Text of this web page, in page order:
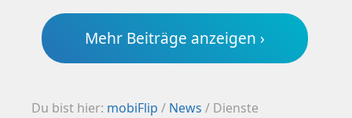
Mehr Beiträge anzeigen ›
Du bist hier: mobiFlip / News / Dienste